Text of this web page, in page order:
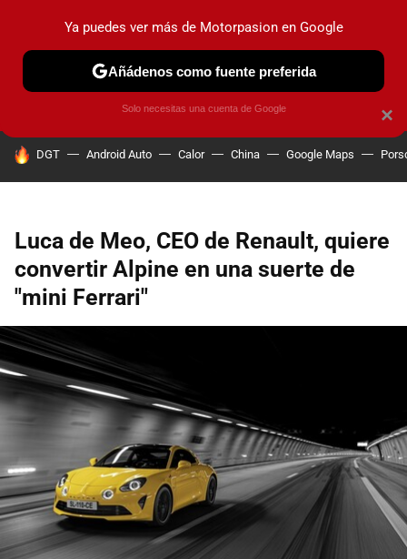
PRUEBAS COCHES ELÉCTRICOS OBSERVATORIO
HOY SE HABLA DE
DGT Android Auto Calor China Google Maps
Luca de Meo, CEO de Renault, quiere
convertir Alpine en una suerte de
"mini Ferrari"
×
Ya puedes ver más de Motorpasion en Google
Añádenos como fuente preferida
Solo necesitas una cuenta de Google